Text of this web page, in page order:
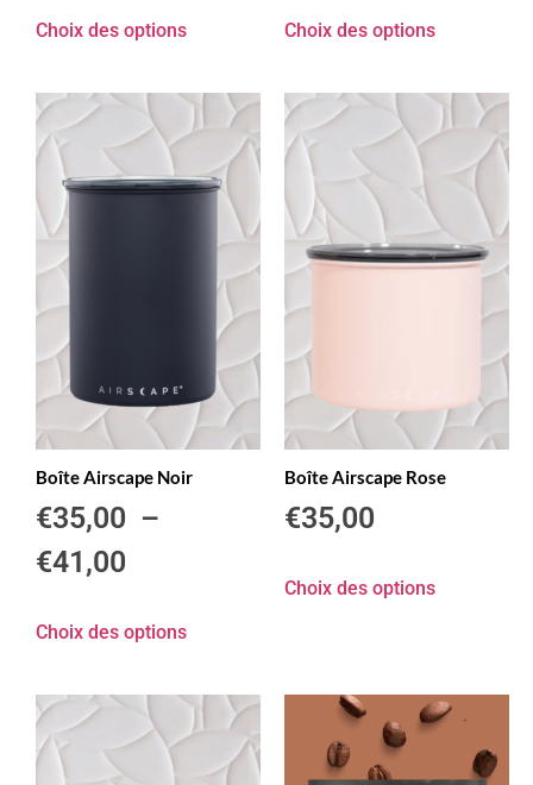
Choix des options Choix des options
Boîte Airscape Noir
€35,00 –
€41,00
Choix des options
Boîte Airscape Rose
€35,00
Choix des options